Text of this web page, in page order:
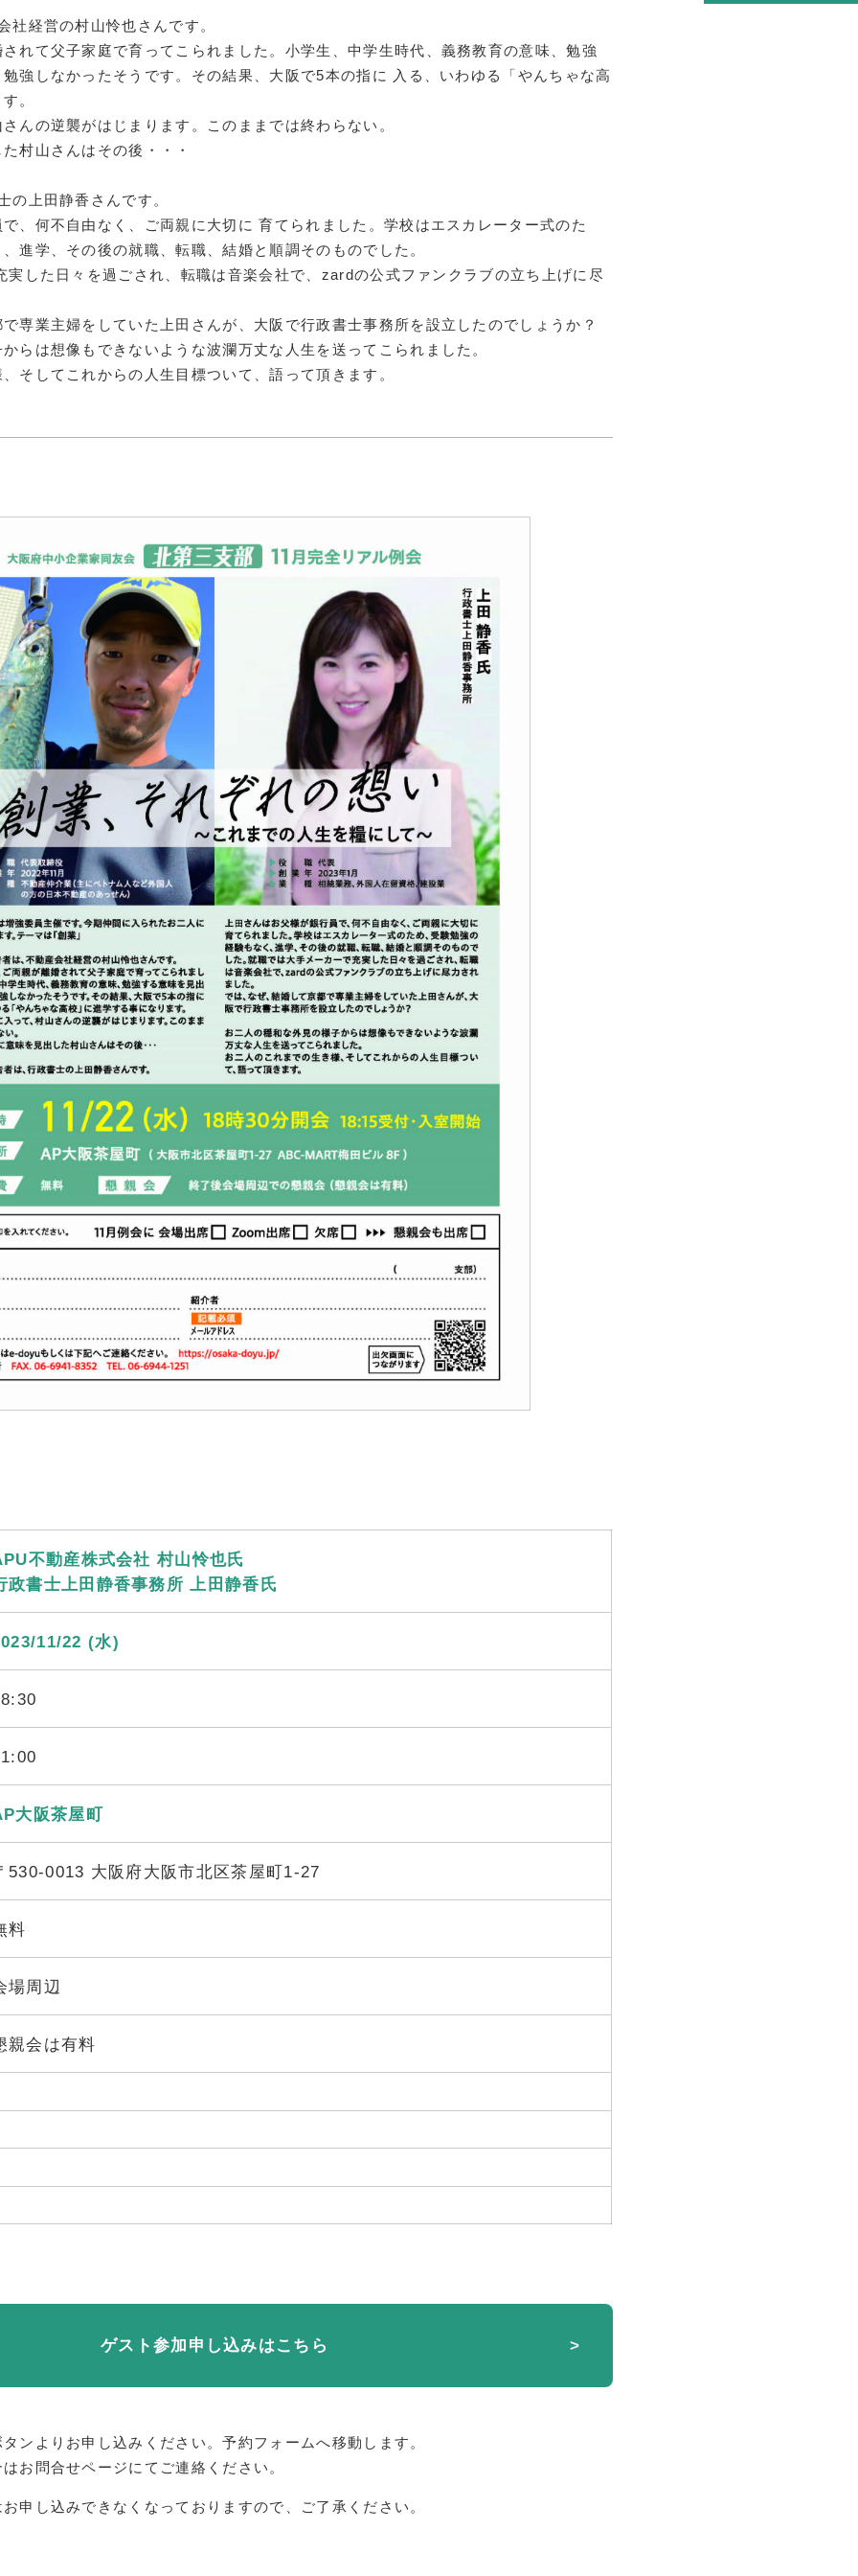
地域経済
入会案内
コラム
書籍紹介
06-6944-1251
06-6941-8352
大阪市中央区農人橋2丁目-1-30 谷町八木ビル4F
社経営の村山怜也さんです。
れて父子家庭で育ってこられました。小学生、中学生時代、義務教育の意味、勉強
強しなかったそうです。その結果、大阪で5本の指に 入る、いわゆる「やんちゃな高
。
んの逆襲がはじまります。このままでは終わらない。
村山さんはその後・・・
の上田静香さんです。
、何不自由なく、ご両親に大切に 育てられました。学校はエスカレーター式のた
進学、その後の就職、転職、結婚と順調そのものでした。
実した日々を過ごされ、転職は音楽会社で、zardの公式ファンクラブの立ち上げに尽
専業主婦をしていた上田さんが、大阪で行政書士事務所を設立したのでしょうか？
らは想像もできないような波瀾万丈な人生を送ってこられました。
そしてこれからの人生目標ついて、語って頂きます。
不動産株式会社 村山怜也氏
政書士上田静香事務所 上田静香氏
11/22 (水)
大阪茶屋町
530-0013 大阪府大阪市北区茶屋町1-27
料
場周辺
親会は有料
ゲスト参加申し込みはこちら
ンよりお申し込みください。予約フォームへ移動します。
お問合せページにてご連絡ください。
申し込みできなくなっておりますので、ご了承ください。